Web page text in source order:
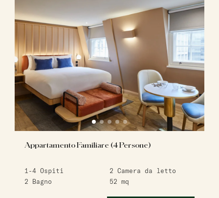
Appartamento Familiare (4 Persone)
1-4 Ospiti 2 Camera da letto
2 Bagno 52 mq